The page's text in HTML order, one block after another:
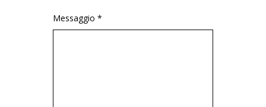
Messaggio *